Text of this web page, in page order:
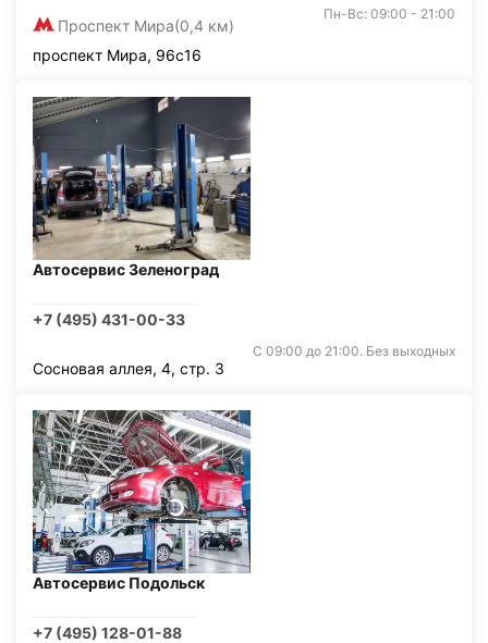
Проспект Мира(0,4 км)
Пн-Вс: 09:00 - 21:00
проспект Мира, 96с16
Автосервис Зеленоград
+7 (495) 431-00-33
С 09:00 до 21:00. Без выходных
Сосновая аллея, 4, стр. 3
Автосервис Подольск
+7 (495) 128-01-88